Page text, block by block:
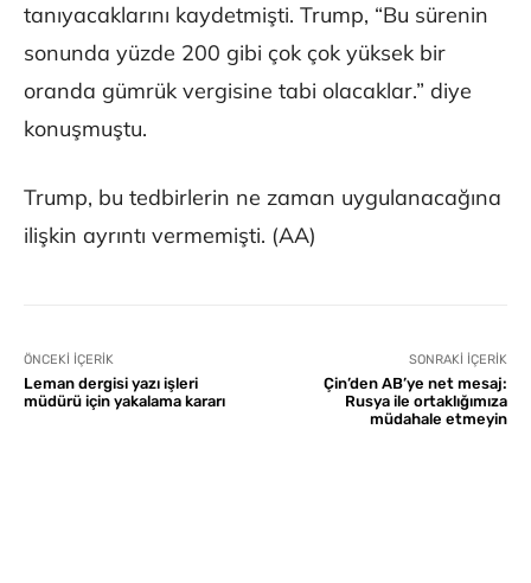
tanıyacaklarını kaydetmişti. Trump, “Bu sürenin
sonunda yüzde 200 gibi çok çok yüksek bir
oranda gümrük vergisine tabi olacaklar.” diye
konuşmuştu.
Trump, bu tedbirlerin ne zaman uygulanacağına
ilişkin ayrıntı vermemişti. (AA)
ÖNCEKI İÇERIK
Leman dergisi yazı işleri
müdürü için yakalama kararı
SONRAKI İÇERIK
Çin’den AB’ye net mesaj:
Rusya ile ortaklığımıza
müdahale etmeyin